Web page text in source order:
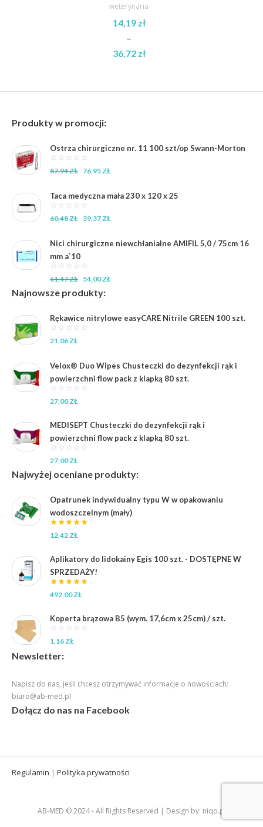
weterynaria
14,19 zł
–
36,72 zł
do
36,72 zł
Produkty w promocji:
Ostrza chirurgiczne nr. 11 100 szt/op Swann-Morton
87,94ZŁ Pierwotna
wynosiła:
87,94 zł.
76,95 ZŁ
wynosi:
Taca medyczna mała 230 x 120 x 25
60,48ZŁ Pierwotna
wynosiła:
39,37 ZŁ
wynosi:
Nici chirurgiczne niewchłanialne AMIFIL 5,0 / 75cm 16
mm a`10
61,47ZŁ Pierwotna
cena
wynosiła:
61,47 zł.
54,00ZŁ
Najnowsze produkty:
Rękawice nitrylowe easyCARE Nitrile GREEN 100 szt.
21,06 ZŁ
Velox® Duo Wipes Chusteczki do dezynfekcji rąk i
powierzchni flow pack z klapką 80 szt.
27,00ZŁ
MEDISEPT Chusteczki do dezynfekcji rąk i
powierzchni flow pack z klapką 80 szt.
27,00ZŁ
Najwyżej oceniane produkty:
Opatrunek indywidualny typu W w opakowaniu
wodoszczelnym (mały)
12,42 ZŁ
Aplikatory do lidokainy Egis 100 szt. - DOSTĘPNE W
SPRZEDAŻY!
492,00ZŁ
Koperta brązowa B5 (wym. 17,6cm x 25cm) / szt.
1,16 ZŁ
Newsletter:
Napisz do nas, jeśli chcesz otrzymywać informacje o nowościach:
biuro@ab-med.pl
Dołącz do nas na Facebook
Regulamin | Polityka prywatności
AB-MED © 2024 - All Rights Reserved | Design by: niqo.pl